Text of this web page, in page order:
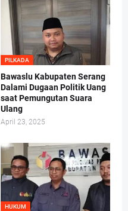
PILKADA
Bawaslu Kabupaten Serang
Dalami Dugaan Politik Uang
saat Pemungutan Suara
Ulang
April 23, 2025
HUKUM